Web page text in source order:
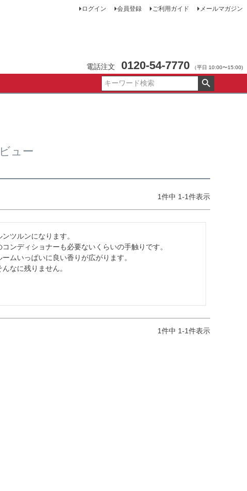
ログイン 会員登録 ご利用ガイド メールマガジン
電話注文 0120-54-7770 （平日 10:00〜15:00)
ュー
1件中 1-1件表示
ツルンになります。
ンディショナーも必要ないくらいの手触りです。
ムいっぱいに良い香りが広がります。
なに残りません。
1件中 1-1件表示